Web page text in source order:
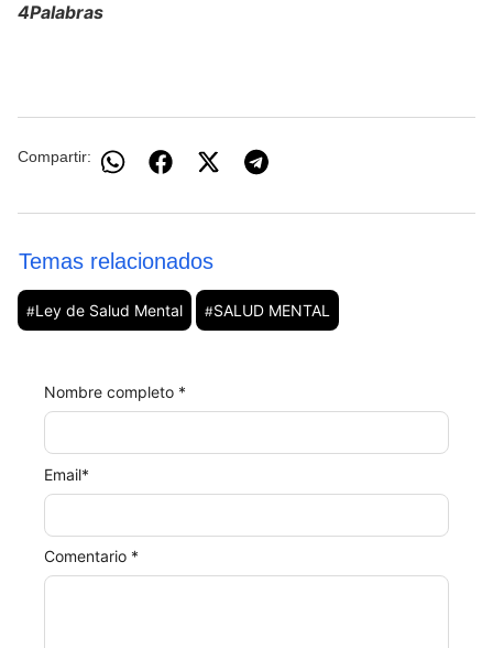
4Palabras
Compartir:
Temas relacionados
#Ley de Salud Mental #SALUD MENTAL
Comentario *
Nombre completo *
Email*